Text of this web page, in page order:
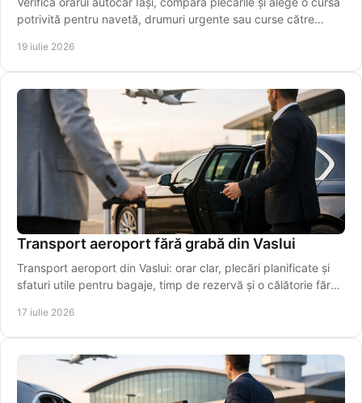
potrivită pentru navetă, drumuri urgente sau curse către
19 iulie 2026
Transport aeroport fără grabă din Vaslui
Transport aeroport din Vaslui: orar clar, plecări planificate și
sfaturi utile pentru bagaje, timp de rezervă și o călătorie fără
17 iulie 2026